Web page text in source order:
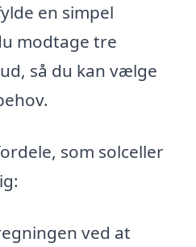
en simpel
modtage tre
så du kan vælge
som solceller
ved at